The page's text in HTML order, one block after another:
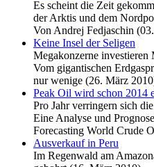
Es scheint die Zeit
der Arktis und dem
Von Andrej Fedjaschin
Keine Insel der Seligen
Megakonzerne
Vom gigantischen
nur wenige (26. März
Peak Oil wird schon 2014
Pro Jahr verringern sich
Eine Analyse und
Forecasting World Crude
Ausverkauf in Peru
Im Regenwald am